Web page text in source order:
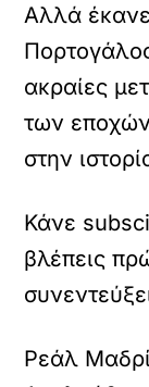
Αλλά
ακραίες
των
στην
Κάνε
βλέπεις
Ρεάλ